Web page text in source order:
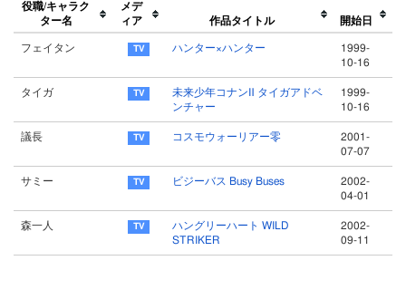
役職/キャラク
ター名
メデ
ィア
作品タイトル 開始日
フェイタン ハンター×ハンター
1999-
10-16
タイガ
未来少年コナンⅡ タイガアドベ
ンチャー
1999-
10-16
議長 コスモウォーリアー零
2001-
07-07
サミー ビジーバス Busy Buses
2002-
04-01
森一人
ハングリーハート WILD
STRIKER
2002-
09-11